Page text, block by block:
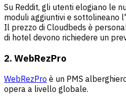
Su Reddit, gli utenti elogiano le
moduli aggiuntivi e sottolineano
Il prezzo di Cloudbeds è
di hotel devono richiedere un
2. WebRezPro
WebRezPro è un PMS
opera a livello globale.